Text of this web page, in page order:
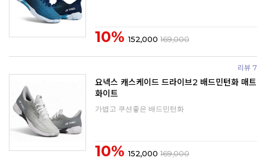
10% 152,000 169,000
리뷰 7
요넥스 캐스케이드 드라이브2 배드민턴화 매트
화이트
가볍고 쿠션좋은 배드민턴화
10% 152,000 169,000